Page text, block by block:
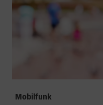
Mobilfunk